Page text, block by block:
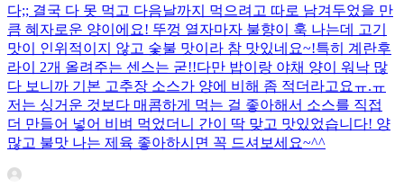
다;; 결국 다 못 먹고 다음날까지 먹으려고 따로 남겨두었을 만
큼 혜자로운 양이에요! 뚜껑 열자마자 불향이 훅 나는데 고기
맛이 인위적이지 않고 숯불 맛이라 참 맛있네요~!특히 계란후
라이 2개 올려주는 센스는 굳!! ​다만 밥이랑 야채 양이 워낙 많
다 보니까 기본 고추장 소스가 양에 비해 좀 적더라고요ㅠ.ㅠ
저는 싱거운 것보다 매콤하게 먹는 걸 좋아해서 소스를 직접
더 만들어 넣어 비벼 먹었더니 간이 딱 맞고 맛있었습니다! 양
많고 불맛 나는 제육 좋아하시면 꼭 드셔보세요~^^